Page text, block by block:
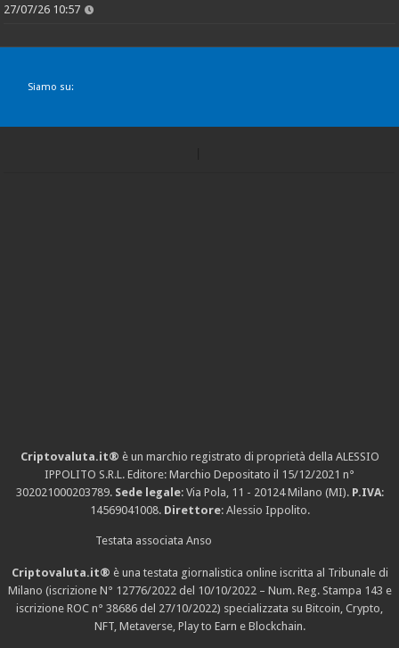
27/07/26 10:57
Siamo su:
Criptovaluta.it® è un marchio registrato di proprietà della ALESSIO
IPPOLITO S.R.L. Editore: Marchio Depositato il 15/12/2021 n°
302021000203789. Sede legale: Via Pola, 11 - 20124 Milano (MI). P.IVA:
14569041008. Direttore: Alessio Ippolito.
Testata associata Anso
Criptovaluta.it® è una testata giornalistica online iscritta al Tribunale di
Milano (iscrizione N° 12776/2022 del 10/10/2022 – Num. Reg. Stampa 143 e
iscrizione ROC n° 38686 del 27/10/2022) specializzata su Bitcoin, Crypto,
NFT, Metaverse, Play to Earn e Blockchain.